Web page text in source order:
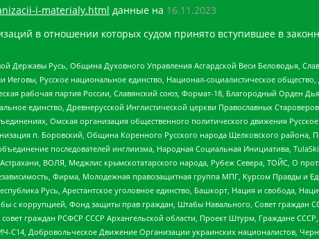
i-materialy.html данные на 16.11.2023
в отношении которых судом принято вступившее в
Державы Русь, Община Духовного Управления Асгардской Веси Беловодья,
Русское национальное единство, Национал-социалистическое
рабочая партия России, Славянский союз, Формат-18, Благородный Орден
единство, Древнерусской Инглистической церкви Православных
Омская организация общественного политического движения
п. Боровский, Община Коренного Русского народа Щелковского района,
последователей инглиизма, Народная Социальная Инициатива,
ВОЛЯ, Меджлис крымскотатарского народа, Рубеж Севера, ТОЙС, О
Фирма, Молодежная правозащитная группа МПГ, Курсом Правды и
Русь, Арестантское уголовное единство, Башкорт, Нация и свобода,
коррупцией, Фонд защиты прав граждан, Штабы Навального, Совет граждан
граждан РСФСР СССР Архангельской области, Проект Штурм, Граждане
С14, Добровольческое Движение Организации украинских националистов,